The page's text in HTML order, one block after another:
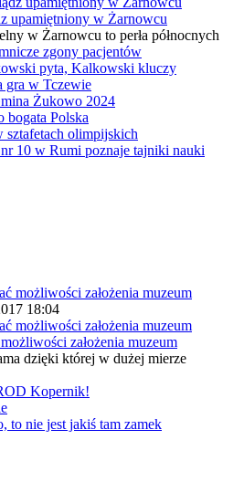
upamiętniony w Żarnowcu
w Żarnowcu to perła północnych
zgony pacjentów
pyta, Kalkowski kluczy
gra w Tczewie
Żukowo 2024
bogata Polska
olimpijskich
10 w Rumi poznaje tajniki nauki
18:04
założenia muzeum
dzięki której w dużej mierze
Kopernik!
to nie jest jakiś tam zamek